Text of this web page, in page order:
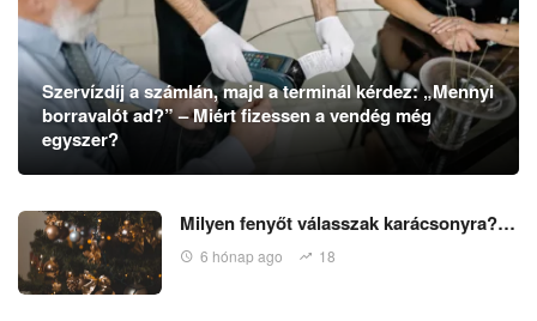
Szervízdíj a számlán, majd a terminál kérdez: „Mennyi
borravalót ad?” – Miért fizessen a vendég még
egyszer?
Milyen fenyőt válasszak karácsonyra?…
6 hónap ago 18